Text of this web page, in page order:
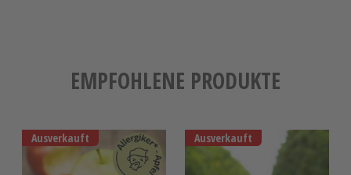
EMPFOHLENE PRODUKTE
Ausverkauft Ausverkauft